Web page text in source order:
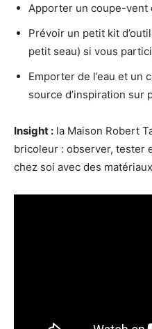
Apporter un coupe-vent
Prévoir un petit kit
petit seau) si vous
Emporter de l’eau et un
source d’inspiration sur
Insight : la Maison Robert
bricoleur : observer, tester
chez soi avec des